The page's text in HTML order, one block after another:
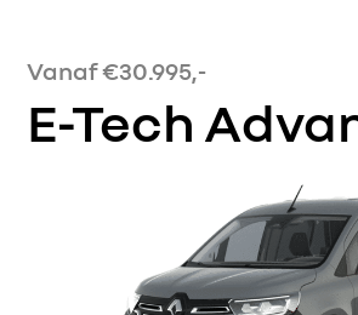
Vanaf €30.995,-
E-Tech